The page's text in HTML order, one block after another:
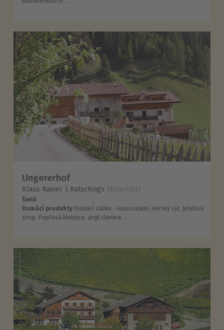
Ungererhof
Klaus Rainer Ratschings (Eisacktal)
Šenk
Domácí produkty Domácí salám - Haussalami, Horský sýr, Jetelový
sirup, Pepřová klobása, angl.slanina ...